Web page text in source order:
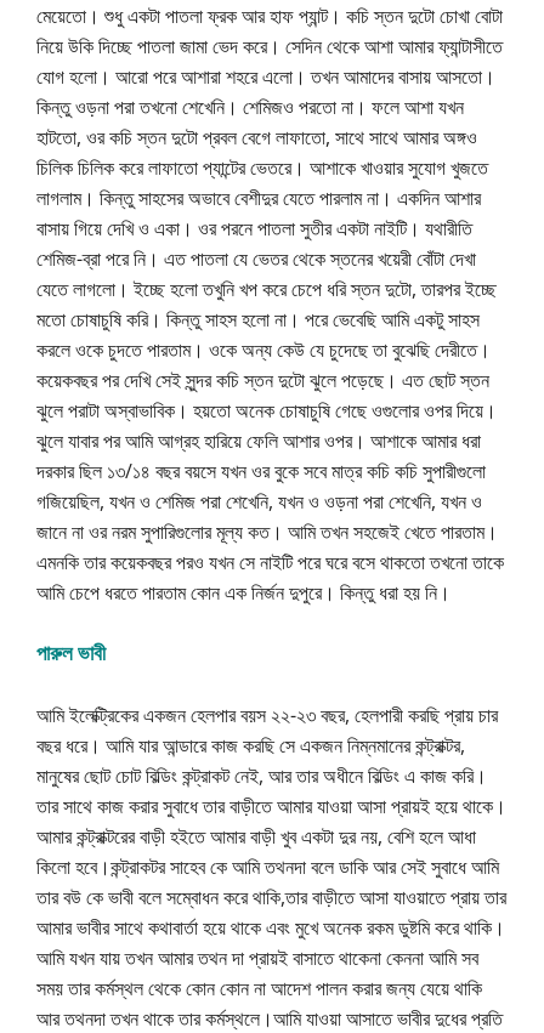
মেয়েতো। শুধু একটা পাতলা ফ্রক আর হাফ প্যান্ট। কচি স্তন দুটো চোখা বোটা
নিয়ে উকি দিচ্ছে পাতলা জামা ভেদ করে। সেদিন থেকে আশা আমার ফ্যান্টাসীতে
যোগ হলো। আরো পরে আশারা শহরে এলো। তখন আমাদের বাসায় আসতো।
কিন্তু ওড়না পরা তখনো শেখেনি। শেমিজও পরতো না। ফলে আশা যখন
হাটতো, ওর কচি স্তন দুটো প্রবল বেগে লাফাতো, সাথে সাথে আমার অঙ্গও
চিলিক চিলিক করে লাফাতো প্যান্টের ভেতরে। আশাকে খাওয়ার সুযোগ খুজতে
লাগলাম। কিন্তু সাহসের অভাবে বেশীদুর যেতে পারলাম না। একদিন আশার
বাসায় গিয়ে দেখি ও একা। ওর পরনে পাতলা সুতীর একটা নাইটি। যথারীতি
শেমিজ-ব্রা পরে নি। এত পাতলা যে ভেতর থেকে স্তনের খয়েরী বোঁটা দেখা
যেতে লাগলো। ইচ্ছে হলো তখুনি খপ করে চেপে ধরি স্তন দুটো, তারপর ইচ্ছে
মতো চোষাচুষি করি। কিন্তু সাহস হলো না। পরে ভেবেছি আমি একটু সাহস
করলে ওকে চুদতে পারতাম। ওকে অন্য কেউ যে চুদেছে তা বুঝেছি দেরীতে।
কয়েকবছর পর দেখি সেই সুন্দর কচি স্তন দুটো ঝুলে পড়েছে। এত ছোট স্তন
ঝুলে পরাটা অস্বাভাবিক। হয়তো অনেক চোষাচুষি গেছে ওগুলোর ওপর দিয়ে।
ঝুলে যাবার পর আমি আগ্রহ হারিয়ে ফেলি আশার ওপর। আশাকে আমার ধরা
দরকার ছিল ১৩/১৪ বছর বয়সে যখন ওর বুকে সবে মাত্র কচি কচি সুপারীগুলো
গজিয়েছিল, যখন ও শেমিজ পরা শেখেনি, যখন ও ওড়না পরা শেখেনি, যখন ও
জানে না ওর নরম সুপারিগুলোর মূল্য কত। আমি তখন সহজেই খেতে পারতাম।
এমনকি তার কয়েকবছর পরও যখন সে নাইটি পরে ঘরে বসে থাকতো তখনো তাকে
আমি চেপে ধরতে পারতাম কোন এক নির্জন দুপুরে। কিন্তু ধরা হয় নি।
পারুল ভাবী
আমি ইলেক্ট্রিকের একজন হেলপার বয়স ২২-২৩ বছর, হেলপারী করছি প্রায় চার
বছর ধরে। আমি যার আন্ডারে কাজ করছি সে একজন নিম্নমানের কন্ট্রাক্টর,
মানুষের ছোট চোট বিল্ডিং কন্ট্রাকট নেই, আর তার অধীনে বিল্ডিং এ কাজ করি।
তার সাথে কাজ করার সুবাধে তার বাড়ীতে আমার যাওয়া আসা প্রায়ই হয়ে থাকে।
আমার কন্ট্রাক্টরের বাড়ী হইতে আমার বাড়ী খুব একটা দুর নয়, বেশি হলে আধা
কিলো হবে।কন্ট্রাকটর সাহেব কে আমি তথনদা বলে ডাকি আর সেই সুবাধে আমি
তার বউ কে ভাবী বলে সম্বোধন করে থাকি,তার বাড়ীতে আসা যাওয়াতে প্রায় তার
আমার ভাবীর সাথে কথাবার্তা হয়ে থাকে এবং মুখে অনেক রকম ডুষ্টমি করে থাকি।
আমি যখন যায় তখন আমার তথন দা প্রায়ই বাসাতে থাকেনা কেননা আমি সব
সময় তার কর্মস্থল থেকে কোন কোন না আদেশ পালন করার জন্য যেয়ে থাকি
আর তথনদা তখন থাকে তার কর্মস্থলে।আমি যাওয়া আসাতে ভাবীর দুধের প্রতি